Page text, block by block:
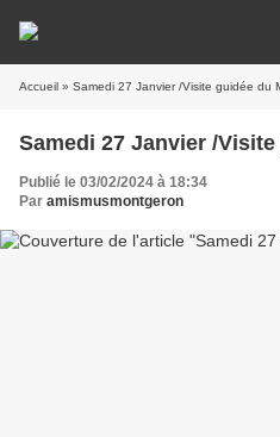
Accueil » Samedi 27 Janvier /Visite guidée du
Samedi 27 Janvier /
Publié le 03/02/2024 à 18:34
Par amismusmontgeron